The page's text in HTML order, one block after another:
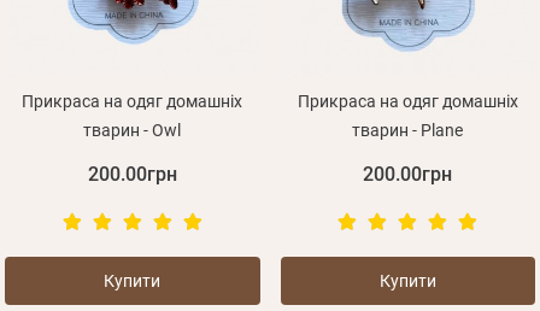
Прикраса на одяг домашніх
тварин - Owl
200.00грн
Купити
Прикраса на одяг домашніх
тварин - Plane
200.00грн
Купити